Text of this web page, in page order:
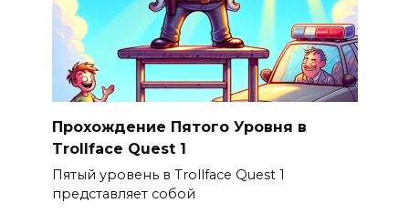
Прохождение Пятого Уровня в
Trollface Quest 1
Пятый уровень в Trollface Quest 1
представляет собой